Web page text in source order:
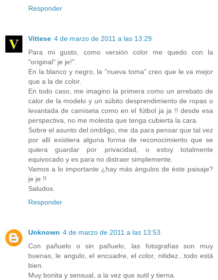
Responder
Vittese 4 de marzo de 2011 a las 13:29
Para mi gusto, como versión color me quedo con la
"original" je je!".
En la blanco y negro, la "nueva toma" creo que le va mejor
que a la de color.
En todo caso, me imagino la primera como un arrebato de
calor de la modelo y un súbito desprendimiento de ropas o
levantada de camiseta como en el fútbol ja ja !! desde esa
perspectiva, no me molesta que tenga cubierta la cara.
Sobre el asunto del ombligo, me da para pensar que tal vez
por allí existiera alguna forma de reconocimiento que se
quiera guardar por privacidad, o estoy totalmente
equivocado y es para no distraer simplemente.
Vamos a lo importante ¿hay más ángulos de éste paisaje?
je je !!
Saludos.
Responder
Unknown 4 de marzo de 2011 a las 13:53
Con pañuelo o sin pañuelo, las fotografías son muy
buenas, le angulo, el encuadre, el color, nitidez...todo está
bien.
Muy bonita y sensual, a la vez que sutil y tierna.